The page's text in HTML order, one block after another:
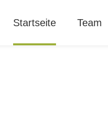
Startseite Team